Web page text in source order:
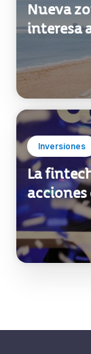
Nueva
interesa
Inversiones
La
acciones